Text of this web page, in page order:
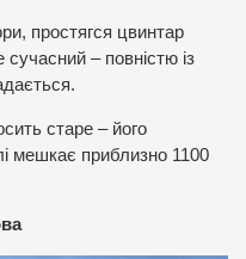
простягся цвинтар
– повністю із
старе – його
мешкає приблизно 1100